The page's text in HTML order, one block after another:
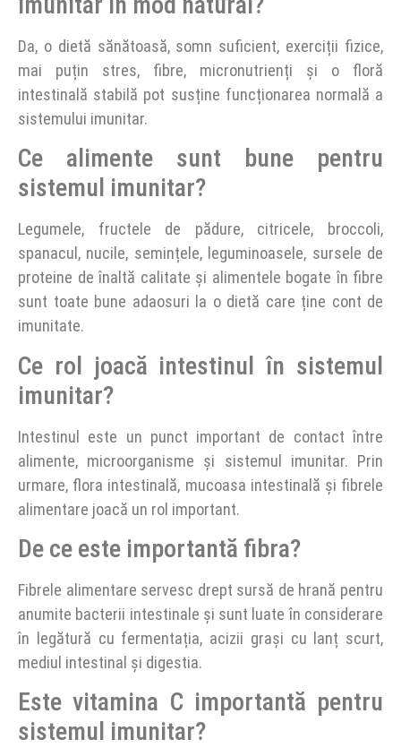
Da, o dietă sănătoasă, somn suficient, exerciții fizice,
mai puțin stres, fibre, micronutrienți și o floră
intestinală stabilă pot susține funcționarea normală a
sistemului imunitar.
Ce alimente sunt bune pentru
sistemul imunitar?
Legumele, fructele de pădure, citricele, broccoli,
spanacul, nucile, semințele, leguminoasele, sursele de
proteine de înaltă calitate și alimentele bogate în fibre
sunt toate bune adaosuri la o dietă care ține cont de
imunitate.
Ce rol joacă intestinul în sistemul
imunitar?
Intestinul este un punct important de contact între
alimente, microorganisme și sistemul imunitar. Prin
urmare, flora intestinală, mucoasa intestinală și fibrele
alimentare joacă un rol important.
De ce este importantă fibra?
Fibrele alimentare servesc drept sursă de hrană pentru
anumite bacterii intestinale și sunt luate în considerare
în legătură cu fermentația, acizii grași cu lanț scurt,
mediul intestinal și digestia.
Este vitamina C importantă pentru
sistemul imunitar?